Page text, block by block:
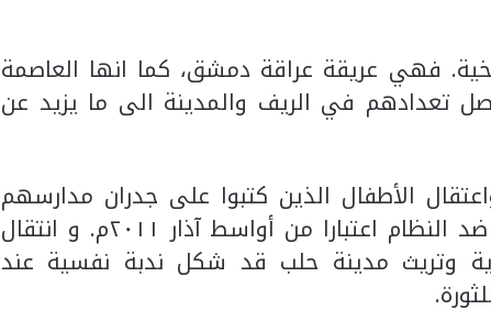
فهي عريقة عراقة دمشق، كما انها العاصمة
تعدادهم في الريف والمدينة الى ما يزيد عن
الأطفال الذين كتبوا على جدران مدارسهم
ومن ثم قتلهم، وبداية حراك التظاهر ضد النظام اعتبارا من أواسط آذار ٢٠١١م. و انتقال
وتريث مدينة حلب قد شكل ندبة نفسية عند